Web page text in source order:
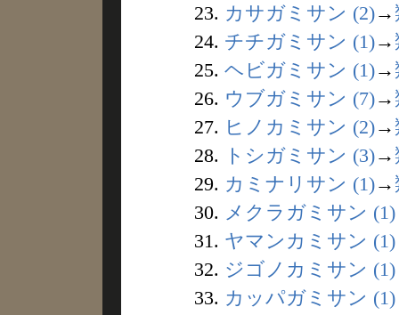
23. カサガミサン (2)→
24. チチガミサン (1)→
25. ヘビガミサン (1)→
26. ウブガミサン (7)→
27. ヒノカミサン (2)→
28.
トシガミサン (3)→
29. カミナリサン (1)→
30. メクラガミサン (1)
31. ヤマンカミサン (1)
32. ジゴノカミサン (1)
33. カッパガミサン (1)